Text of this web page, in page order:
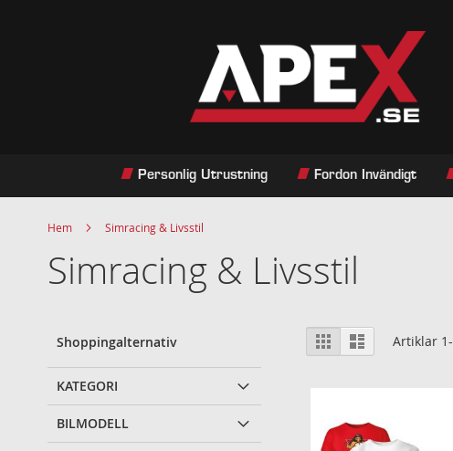
Personlig Utrustning Fordon Invändigt
Hem Simracing & Livsstil
Simracing & Livsstil
Visa
som
RutnätListvyArtiklar 1-
Shoppingalternativ
KATEGORI
BILMODELL